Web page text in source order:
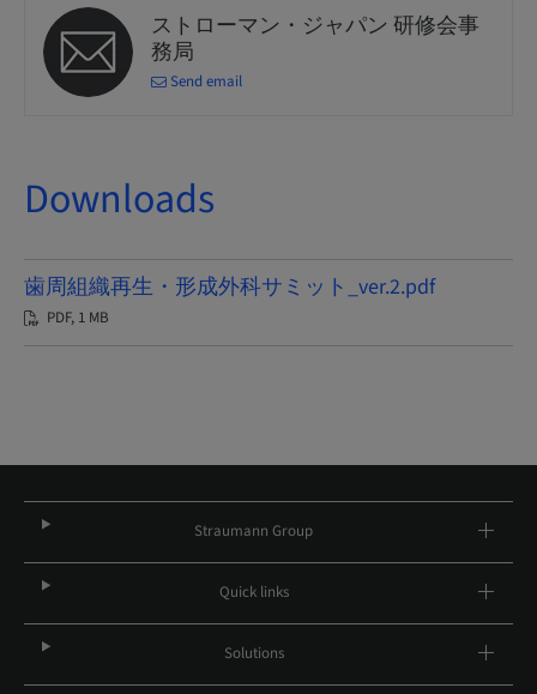
ストローマン・ジャパン 研修会事
務局
Send email
Downloads
歯周組織再生・形成外科サミット_ver.2.pdf
PDF, 1 MB
Straumann Group
Quick links
Solutions